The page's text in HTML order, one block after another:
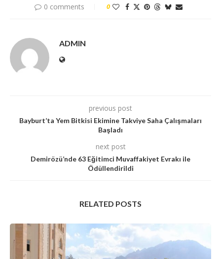
0 comments 0
ADMIN
previous post
Bayburt’ta Yem Bitkisi Ekimine Takviye Saha Çalışmaları
Başladı
next post
Demirözü’nde 63 Eğitimci Muvaffakiyet Evrakı ile
Ödüllendirildi
RELATED POSTS